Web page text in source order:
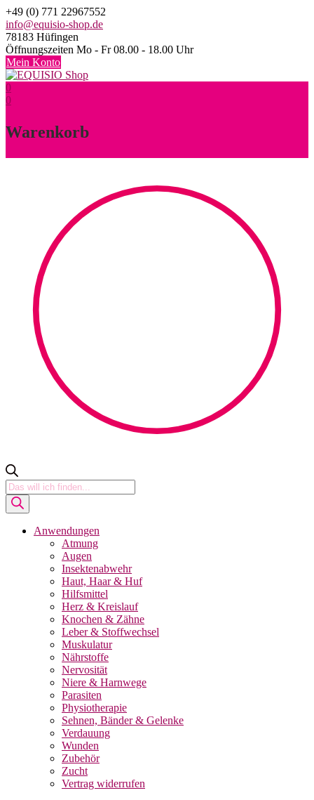
Skip
to
content
+49 (0) 771 22967552
info@equisio-shop.de
78183 Hüfingen
Öffnungszeiten Mo - Fr 08.00 - 18.00 Uhr
Mein Konto
0
0
Warenkorb
Products
search
Anwendungen
Atmung
Augen
Insektenabwehr
Haut, Haar & Huf
Hilfsmittel
Herz & Kreislauf
Knochen & Zähne
Leber & Stoffwechsel
Muskulatur
Nährstoffe
Nervosität
Niere & Harnwege
Parasiten
Physiotherapie
Sehnen, Bänder & Gelenke
Verdauung
Wunden
Zubehör
Zucht
Vertrag widerrufen